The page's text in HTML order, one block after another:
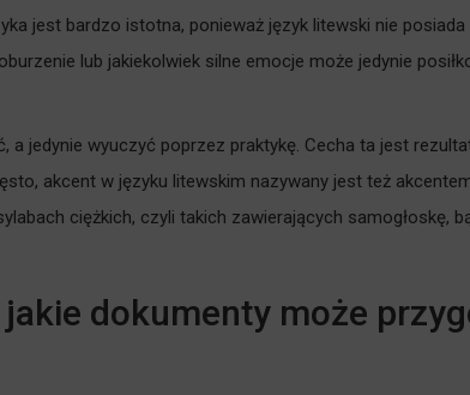
jest bardzo istotna, ponieważ język litewski nie posiada
lub jakiekolwiek silne emocje może jedynie
jedynie wyuczyć poprzez praktykę. Cecha ta jest
akcent w języku litewskim nazywany jest też
ciężkich, czyli takich zawierających samogłoskę,
dokumenty może